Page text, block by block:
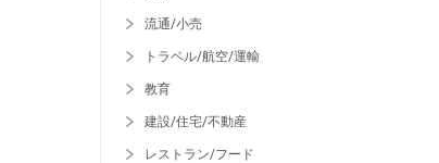
流通/小売
トラベル/航空/運輸
教育
建設/住宅/不動産
レストラン/フード